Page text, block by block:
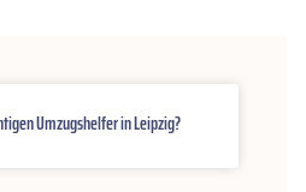
Umzugshelfer in Leipzig?